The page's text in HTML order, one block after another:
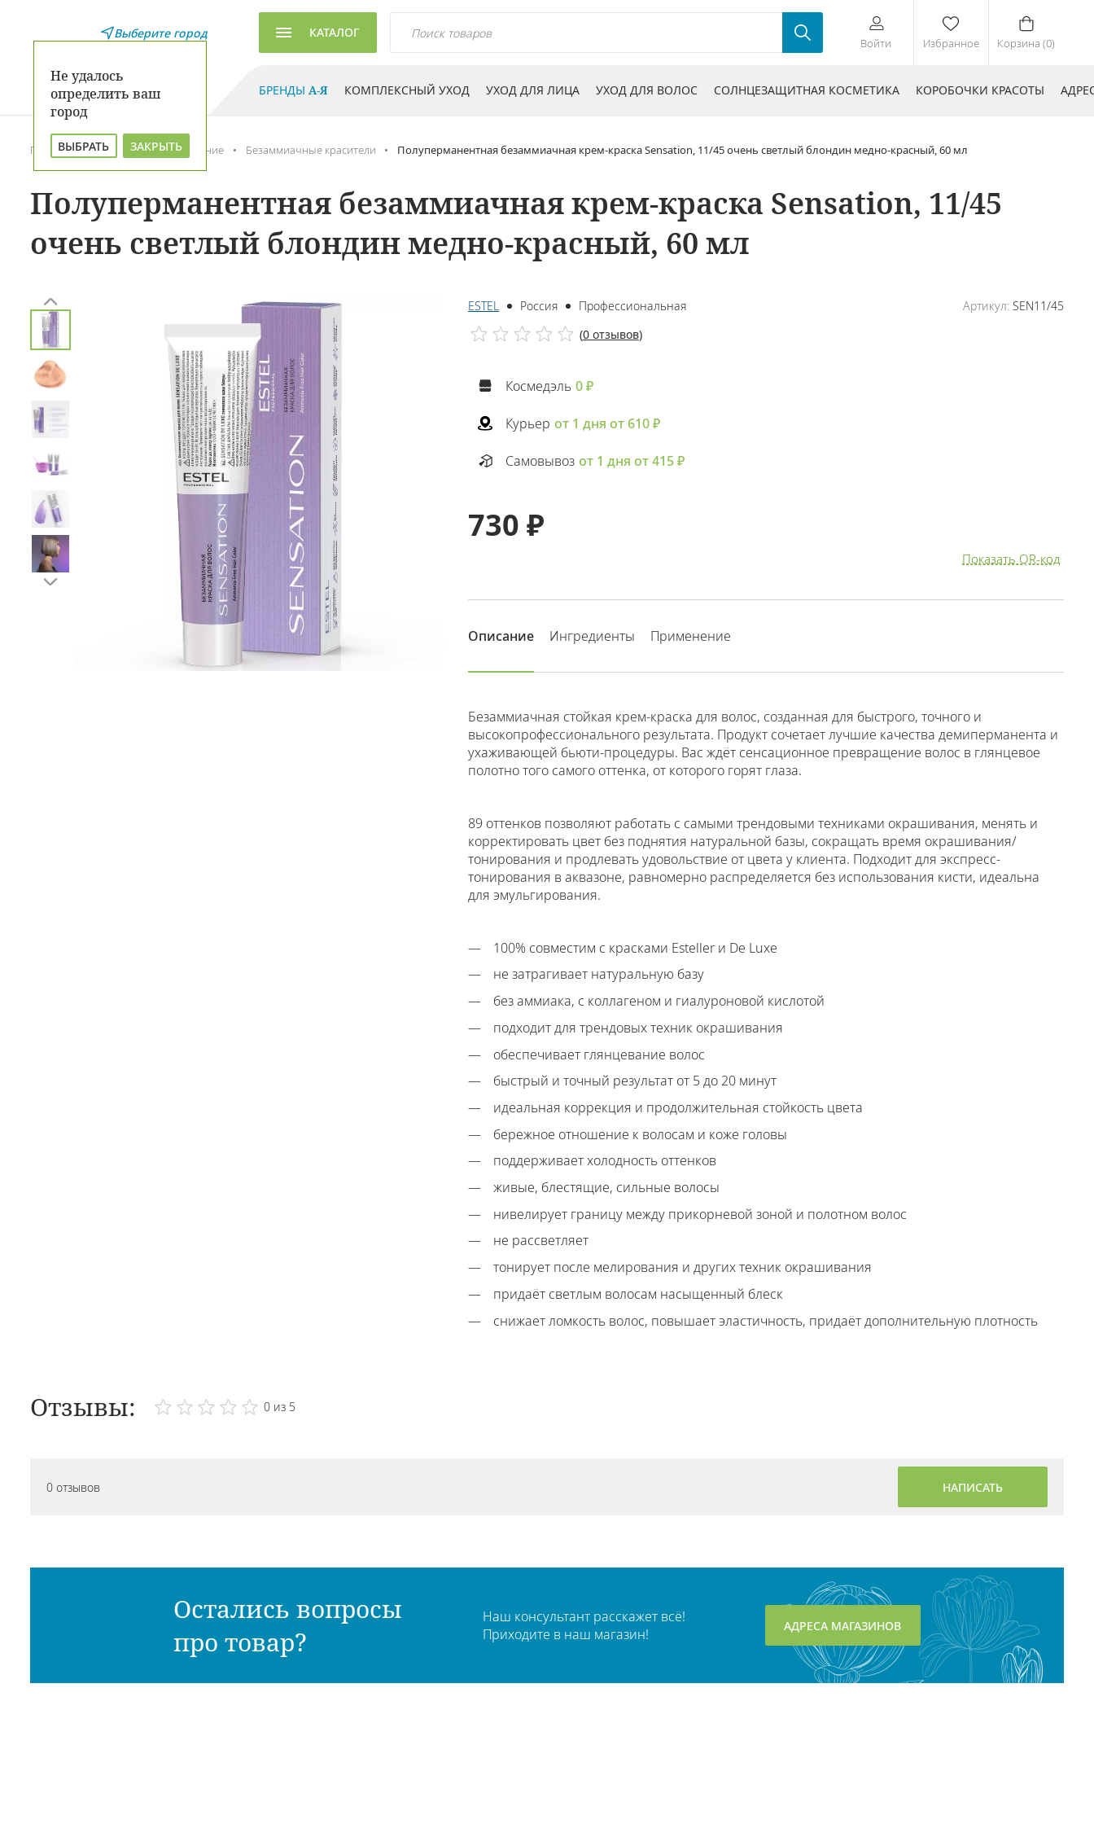
Выберите город
Не удалось
определить ваш
город
ВЫБРАТЬ ЗАКРЫТЬ
КАТАЛОГ
Войти Избранное Корзина (0)
БРЕНДЫ А-Я КОМПЛЕКСНЫЙ УХОД УХОД ДЛЯ ЛИЦА УХОД ДЛЯ ВОЛОС СОЛНЦЕЗАЩИТНАЯ КОСМЕТИКА КОРОБОЧКИ КРАСОТЫ
Главная Каталог Окрашивание Безаммиачные красители Полуперманентная безаммиачная крем-краска Sensation, 11/45 очень светлый блондин медно-красный, 60 мл
Полуперманентная безаммиачная крем-краска Sensation, 11/45
очень светлый блондин медно-красный, 60 мл
ESTEL Россия Профессиональная Артикул: SEN11/45
(0 отзывов)
Космедэль 0 ₽
Курьер от 1 дня от 610 ₽
Самовывоз от 1 дня от 415 ₽
730 ₽
Показать QR-код
Описание Ингредиенты Применение
Безаммиачная стойкая крем-краска для волос, созданная для быстрого, точного и
высокопрофессионального результата. Продукт сочетает лучшие качества демиперманента и
ухаживающей бьюти-процедуры. Вас ждёт сенсационное превращение волос в глянцевое
полотно того самого оттенка, от которого горят глаза.
89 оттенков позволяют работать с самыми трендовыми техниками окрашивания, менять и
корректировать цвет без поднятия натуральной базы, сокращать время окрашивания/
тонирования и продлевать удовольствие от цвета у клиента. Подходит для экспресс-
тонирования в аквазоне, равномерно распределяется без использования кисти, идеальна
для эмульгирования.
100% совместим с красками Esteller и De Luxe
не затрагивает натуральную базу
без аммиака, с коллагеном и гиалуроновой кислотой
подходит для трендовых техник окрашивания
обеспечивает глянцевание волос
быстрый и точный результат от 5 до 20 минут
идеальная коррекция и продолжительная стойкость цвета
бережное отношение к волосам и коже головы
поддерживает холодность оттенков
живые, блестящие, сильные волосы
нивелирует границу между прикорневой зоной и полотном волос
не рассветляет
тонирует после мелирования и других техник окрашивания
придаёт светлым волосам насыщенный блеск
снижает ломкость волос, повышает эластичность, придаёт дополнительную плотность
Отзывы: 0 из 5
0 отзывов НАПИСАТЬ
Остались вопросы
про товар?
Наш консультант расскажет всё!
Приходите в наш магазин!
АДРЕСА МАГАЗИНОВ